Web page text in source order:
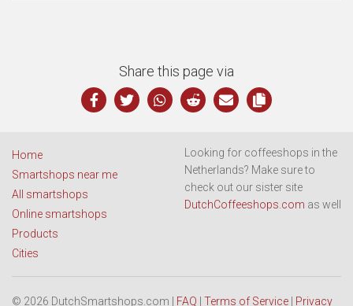
Share this page via
Home
Smartshops near me
All smartshops
Online smartshops
Products
Cities
Looking for coffeeshops in the
Netherlands? Make sure to
check out our sister site
DutchCoffeeshops.com as well
© 2026 DutchSmartshops.com | FAQ Terms of Service Privacy